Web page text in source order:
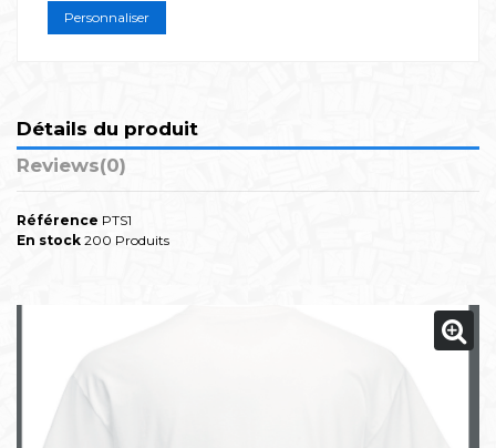
Personnaliser
Détails du produit
Reviews(0)
Référence PTS1
En stock 200 Produits